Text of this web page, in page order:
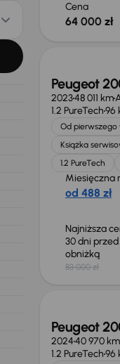
Cena
64 000 zł
Taniej o 1
Peugeot
202348 011 km
1.2 PureTech96
Od pierwszego
Książka
1.2 PureTech
Miesięczna
od 488 zł
Najniższa
30 dni przed
obniżką
83 000 zł
Taniej o 2
Peugeot
202440 970 km
1.2 PureTech96